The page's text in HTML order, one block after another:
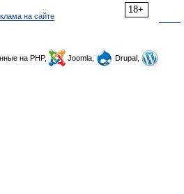
18+
на сайте
на PHP, Joomla,
Drupal,